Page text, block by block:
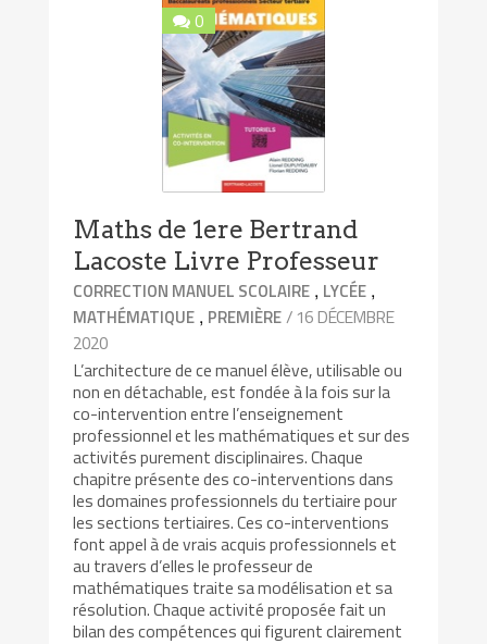
0
Maths de 1ere Bertrand
Lacoste Livre Professeur
CORRECTION MANUEL SCOLAIRE , LYCÉE ,
MATHÉMATIQUE , PREMIÈRE/ 16 DÉCEMBRE
2020
L’architecture de ce manuel élève, utilisable ou
non en détachable, est fondée à la fois sur la
co-intervention entre l’enseignement
professionnel et les mathématiques et sur des
activités purement disciplinaires. Chaque
chapitre présente des co-interventions dans
les domaines professionnels du tertiaire pour
les sections tertiaires. Ces co-interventions
font appel à de vrais acquis professionnels et
au travers d’elles le professeur de
mathématiques traite sa modélisation et sa
résolution. Chaque activité proposée fait un
bilan des compétences qui figurent clairement